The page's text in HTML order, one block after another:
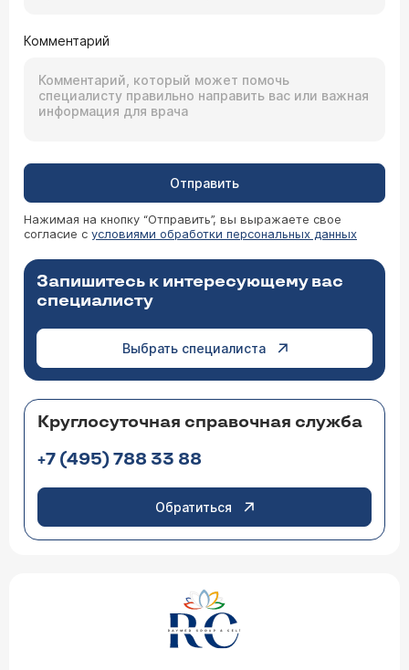
Комментарий
Отправить
Нажимая на кнопку “Отправить”, вы выражаете свое
согласие с условиями обработки персональных данных
Запишитесь к интересующему вас
специалисту
Выбрать специалиста
Круглосуточная справочная служба
+7 (495) 788 33 88
Обратиться